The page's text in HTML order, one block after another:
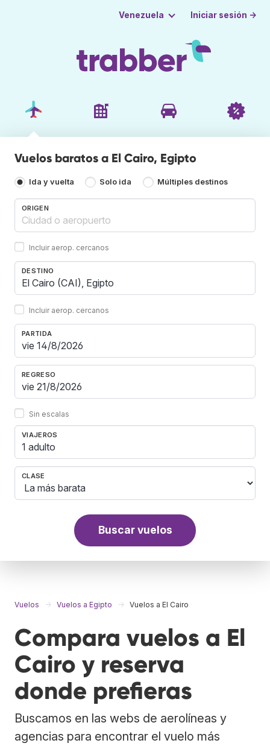
Venezuela Iniciar sesión →
Vuelos baratos a El Cairo, Egipto
Ida y vuelta Solo ida Múltiples destinos
ORIGEN
Incluir aerop. cercanos
DESTINO
Incluir aerop. cercanos
PARTIDA
REGRESO
Sin escalas
VIAJEROS
1 adulto
CLASE
Buscar vuelos
Vuelos Vuelos a Egipto Vuelos a El Cairo
Compara vuelos a El
Cairo y reserva
donde prefieras
Buscamos en las webs de aerolíneas y
agencias para encontrar el vuelo más